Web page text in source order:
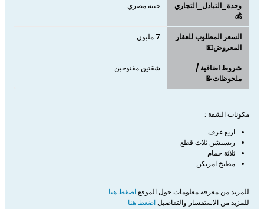
وحدة_التبادل_التجاري
💰
جنيه مصري
السعر المطلوب للعقار
المعروض💵
7 مليون
شروط اضافية /
ملحوظات📝
شقتين مفتوحين
مكونات الشقة :
اربع غرف
ريسبشن ثلاث قطع
ثلاثة حمام
مطبخ امريكن
للمزيد من معرفه معلومات حول الموقعاضغط هنا
للمزيد من الاستفسار والتفاصيلاضغط هنا